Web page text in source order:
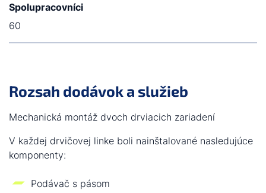
Spolupracovníci
60
Rozsah dodávok a služieb
Mechanická montáž dvoch drviacich zariadení
V každej drvičovej linke boli nainštalované nasledujúce
komponenty:
Podávač s pásom